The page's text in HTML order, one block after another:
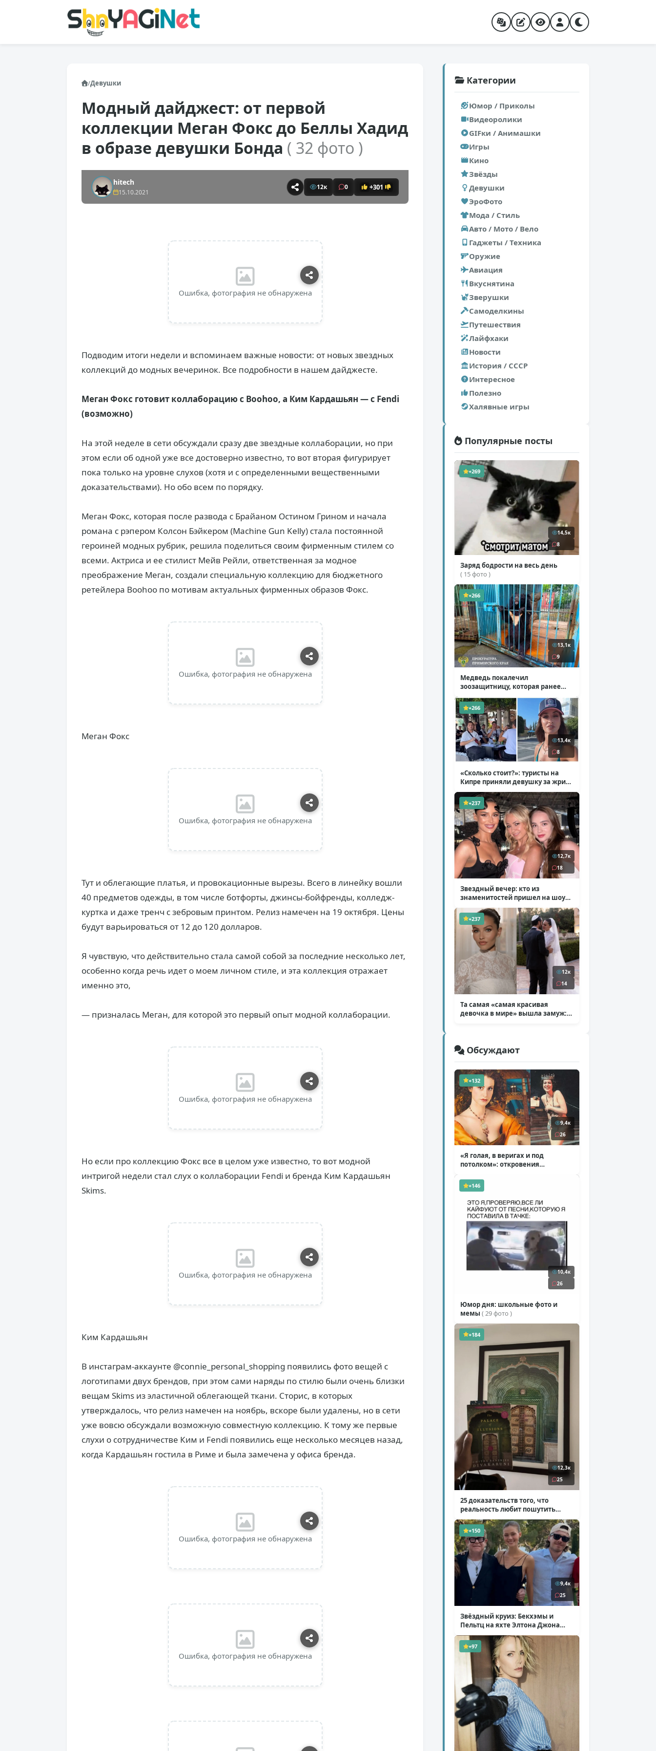
/Девушки
Модный дайджест: от первой
коллекции Меган Фокс до Беллы Хадид
в образе девушки Бонда ( 32 фото )
hitech
15.10.2021
12к 0 +301
Ошибка, фотография не обнаружена
Подводим итоги недели и вспоминаем важные новости: от новых звездных
коллекций до модных вечеринок. Все подробности в нашем дайджесте.
Меган Фокс готовит коллаборацию с Boohoo, а Ким Кардашьян — с Fendi
(возможно)
На этой неделе в сети обсуждали сразу две звездные коллаборации, но при
этом если об одной уже все достоверно известно, то вот вторая фигурирует
пока только на уровне слухов (хотя и с определенными вещественными
доказательствами). Но обо всем по порядку.
Меган Фокс, которая после развода с Брайаном Остином Грином и начала
романа с рэпером Колсон Бэйкером (Machine Gun Kelly) стала постоянной
героиней модных рубрик, решила поделиться своим фирменным стилем со
всеми. Актриса и ее стилист Мейв Рейли, ответственная за модное
преображение Меган, создали специальную коллекцию для бюджетного
ретейлера Boohoo по мотивам актуальных фирменных образов Фокс.
Ошибка, фотография не обнаружена
Меган Фокс
Ошибка, фотография не обнаружена
Тут и облегающие платья, и провокационные вырезы. Всего в линейку вошли
40 предметов одежды, в том числе ботфорты, джинсы-бойфренды, колледж-
куртка и даже тренч с зебровым принтом. Релиз намечен на 19 октября. Цены
будут варьироваться от 12 до 120 долларов.
Я чувствую, что действительно стала самой собой за последние несколько лет,
особенно когда речь идет о моем личном стиле, и эта коллекция отражает
именно это,
— призналась Меган, для которой это первый опыт модной коллаборации.
Ошибка, фотография не обнаружена
Но если про коллекцию Фокс все в целом уже известно, то вот модной
интригой недели стал слух о коллаборации Fendi и бренда Ким Кардашьян
Skims.
Ошибка, фотография не обнаружена
Ким Кардашьян
В инстаграм-аккаунте @connie_personal_shopping появились фото вещей с
логотипами двух брендов, при этом сами наряды по стилю были очень близки
вещам Skims из эластичной облегающей ткани. Сторис, в которых
утверждалось, что релиз намечен на ноябрь, вскоре были удалены, но в сети
уже вовсю обсуждали возможную совместную коллекцию. К тому же первые
слухи о сотрудничестве Ким и Fendi появились еще несколько месяцев назад,
когда Кардашьян гостила в Риме и была замечена у офиса бренда.
Ошибка, фотография не обнаружена
Ошибка, фотография не обнаружена
Категории
Юмор / Приколы
Видеоролики
GIFки / Анимашки
Игры
Кино
Звёзды
Девушки
ЭроФото
Мода / Стиль
Авто / Мото / Вело
Гаджеты / Техника
Оружие
Авиация
Вкуснятина
Зверушки
Самоделкины
Путешествия
Лайфхаки
Новости
История / СССР
Интересное
Полезно
Халявные игры
Популярные посты
+269
14,5к
8
Заряд бодрости на весь день
( 15 фото )
+266
13,1к
9
Медведь покалечил
зоозащитницу, которая ранее
+266
13,4к
8
«Сколько стоит?»: туристы на
Кипре приняли девушку за жрицу
любви( 1 фото + 1 видео )
+237
12,7к
18
Звездный вечер: кто из
знаменитостей пришел на шоу
Билана( 6 фото )
+237
12к
14
Та самая «самая красивая
девочка в мире» вышла замуж:
Обсуждают
+132
9,4к
26
«Я голая, в веригах и под
потолком»: откровения
( 11 фото )
+146
10,4к
26
Юмор дня: школьные фото и
мемы ( 29 фото )
+184
12,3к
25
25 доказательств того, что
реальность любит пошутить
( 25 фото )
+150
9,4к
25
Звёздный круиз: Бекхэмы и
Пельтц на яхте Элтона Джона
( 12 фото )
+97